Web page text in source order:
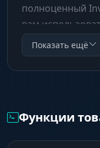
полноценный
вам
ножи и
конфигов,
игры в меню.
Показать ещё
Функции